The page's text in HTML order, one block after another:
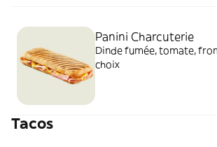
Panini Charcuterie
Dinde fumée, tomate,
choix
Tacos